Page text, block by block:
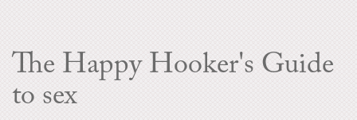
The Happy Hooker's Guide
to sex